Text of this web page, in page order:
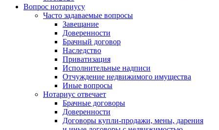
Вопрос нотариусу
Часто задаваемые вопросы
Завещание
Доверенности
Брачный договор
Наследство
Приватизация
Исполнительные надписи
Отчуждение недвижимого имущества
Иные вопросы
Нотариус отвечает
Брачные договоры
Доверенности
Договоры купли-продажи, мены, дарения